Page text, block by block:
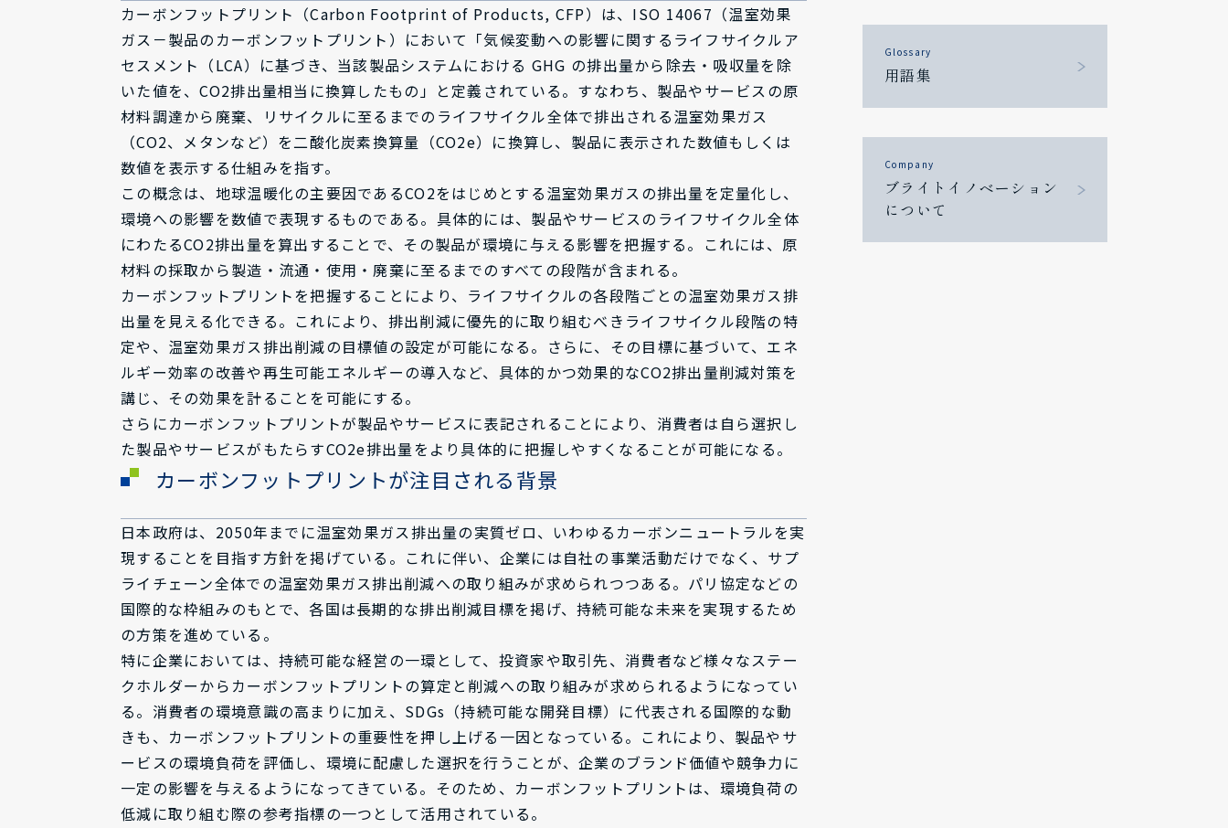
カーボンフットプリント（Carbon Footprint of Products, CFP）は、ISO 14067（温室効果
ガス－製品のカーボンフットプリント）において「気候変動への影響に関するライフサイクルア
セスメント（LCA）に基づき、当該製品システムにおける GHG の排出量から除去・吸収量を除
いた値を、CO2排出量相当に換算したもの」と定義されている。すなわち、製品やサービスの原
材料調達から廃棄、リサイクルに至るまでのライフサイクル全体で排出される温室効果ガス
（CO2、メタンなど）を二酸化炭素換算量（CO2e）に換算し、製品に表示された数値もしくは
数値を表示する仕組みを指す。
この概念は、地球温暖化の主要因であるCO2をはじめとする温室効果ガスの排出量を定量化し、
環境への影響を数値で表現するものである。具体的には、製品やサービスのライフサイクル全体
にわたるCO2排出量を算出することで、その製品が環境に与える影響を把握する。これには、原
材料の採取から製造・流通・使用・廃棄に至るまでのすべての段階が含まれる。
カーボンフットプリントを把握することにより、ライフサイクルの各段階ごとの温室効果ガス排
出量を見える化できる。これにより、排出削減に優先的に取り組むべきライフサイクル段階の特
定や、温室効果ガス排出削減の目標値の設定が可能になる。さらに、その目標に基づいて、エネ
ルギー効率の改善や再生可能エネルギーの導入など、具体的かつ効果的なCO2排出量削減対策を
講じ、その効果を計ることを可能にする。
さらにカーボンフットプリントが製品やサービスに表記されることにより、消費者は自ら選択し
た製品やサービスがもたらすCO2e排出量をより具体的に把握しやすくなることが可能になる。
カーボンフットプリントが注目される背景
日本政府は、2050年までに温室効果ガス排出量の実質ゼロ、いわゆるカーボンニュートラルを実
現することを目指す方針を掲げている。これに伴い、企業には自社の事業活動だけでなく、サプ
ライチェーン全体での温室効果ガス排出削減への取り組みが求められつつある。パリ協定などの
国際的な枠組みのもとで、各国は長期的な排出削減目標を掲げ、持続可能な未来を実現するため
の方策を進めている。
特に企業においては、持続可能な経営の一環として、投資家や取引先、消費者など様々なステー
クホルダーからカーボンフットプリントの算定と削減への取り組みが求められるようになってい
る。消費者の環境意識の高まりに加え、SDGs（持続可能な開発目標）に代表される国際的な動
きも、カーボンフットプリントの重要性を押し上げる一因となっている。これにより、製品やサ
ービスの環境負荷を評価し、環境に配慮した選択を行うことが、企業のブランド価値や競争力に
一定の影響を与えるようになってきている。そのため、カーボンフットプリントは、環境負荷の
低減に取り組む際の参考指標の一つとして活用されている。
Glossary
用語集
Company
ブライトイノベーション
について